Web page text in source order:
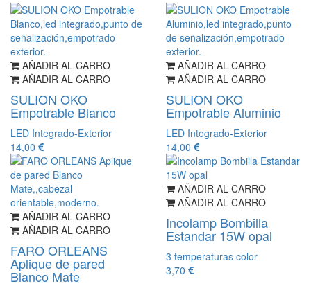
AÑADIR AL CARRO
AÑADIR AL CARRO
SULION OKO
Empotrable Blanco
LED Integrado-Exterior
14,00
AÑADIR AL CARRO
AÑADIR AL CARRO
SULION OKO
Empotrable Aluminio
LED Integrado-Exterior
14,00
AÑADIR AL CARRO
AÑADIR AL CARRO
FARO ORLEANS
Aplique de pared
Blanco Mate
AÑADIR AL CARRO
AÑADIR AL CARRO
Incolamp Bombilla
Estandar 15W opal
3 temperaturas color
3,70